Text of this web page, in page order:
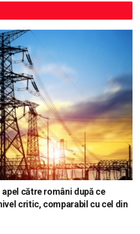
către români după ce
critic, comparabil cu cel din